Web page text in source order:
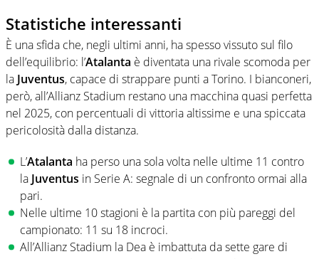
Statistiche interessanti
È una sfida che, negli ultimi anni, ha spesso vissuto sul filo
dell’equilibrio: l’Atalanta è diventata una rivale scomoda per
la Juventus, capace di strappare punti a Torino. I bianconeri,
però, all’Allianz Stadium restano una macchina quasi perfetta
nel 2025, con percentuali di vittoria altissime e una spiccata
pericolosità dalla distanza.
L’Atalanta ha perso una sola volta nelle ultime 11 contro
la Juventus in Serie A: segnale di un confronto ormai alla
pari.
Nelle ultime 10 stagioni è la partita con più pareggi del
campionato: 11 su 18 incroci.
All’Allianz Stadium la Dea è imbattuta da sette gare di